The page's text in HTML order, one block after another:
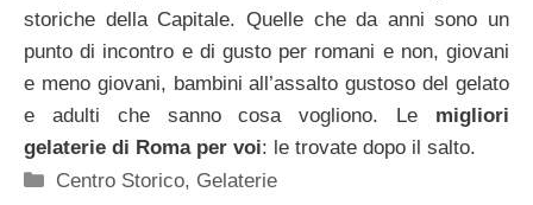
storiche della Capitale. Quelle che da anni sono un
punto di incontro e di gusto per romani e non, giovani
e meno giovani, bambini all’assalto gustoso del gelato
e adulti che sanno cosa vogliono. Le migliori
gelaterie di Roma per voi: le trovate dopo il salto.
Categorie
Centro Storico, Gelaterie